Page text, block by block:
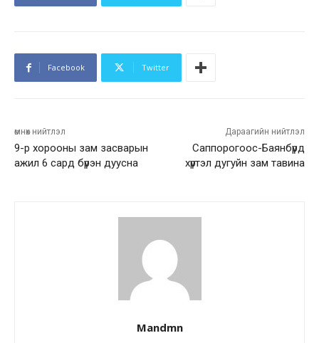
Facebook Twitter
өмнөх нийтлэл
9-р хорооны зам засварын
ажил 6 сард бүрэн дуусна
Дараагийн нийтлэл
Саппорогоос-Баянбүрд
хүртэл дугуйн зам тавина
Mandmn